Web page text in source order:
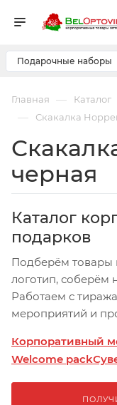
Подарочные наборы
Главная — Каталог
— Скакалка
черная
Каталог
подарков
Подберём товары
логотип, соберём
Работаем с
мероприятий и
Корпоративный
Welcome pack